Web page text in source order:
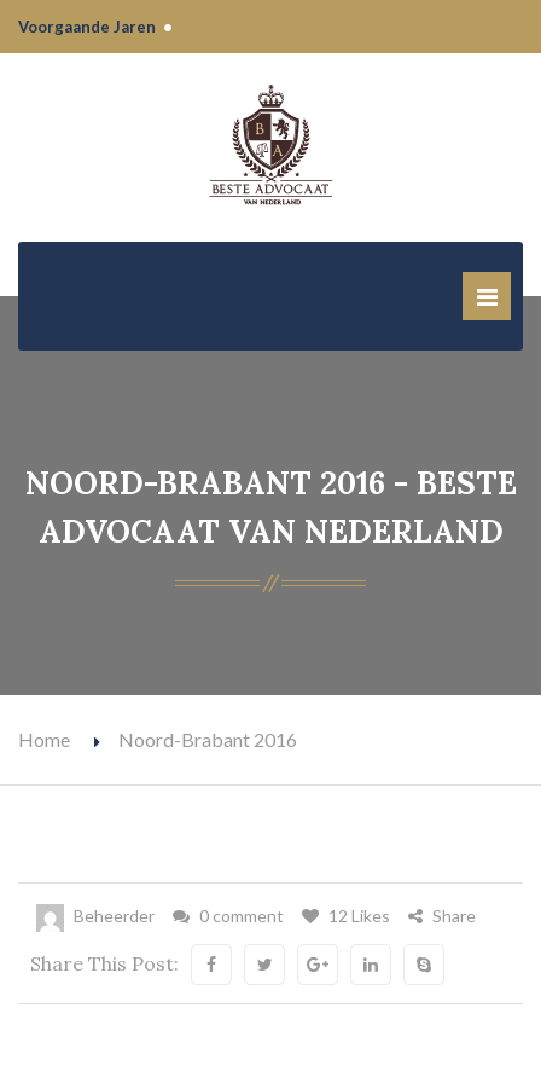
Voorgaande Jaren •
NOORD-BRABANT 2016 - BESTE
ADVOCAAT VAN NEDERLAND
Home Noord-Brabant 2016
Beheerder 0 comment 12 Likes Share
Share This Post: